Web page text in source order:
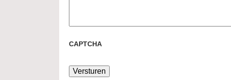
CAPTCHA